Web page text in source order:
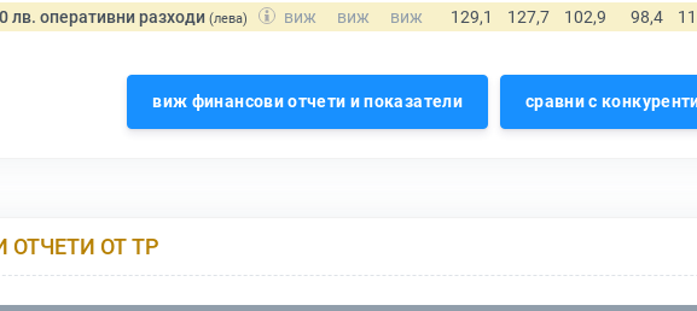
лв. оперативни разходи (лева)
виж финансови отчети и показатели сравни с
ОТ ТР